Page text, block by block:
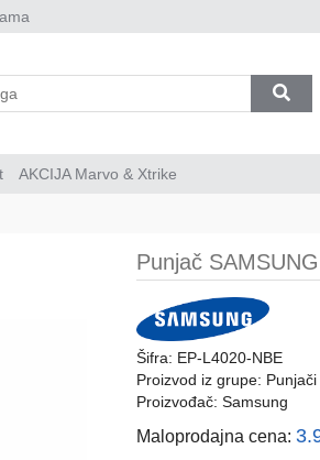
AKCIJA Marvo & Xtrike
Punjač
Šifra: EP-L4020-NBE
Proizvod iz grupe: Punjači
Proizvođač: Samsung
Maloprodajna cena: